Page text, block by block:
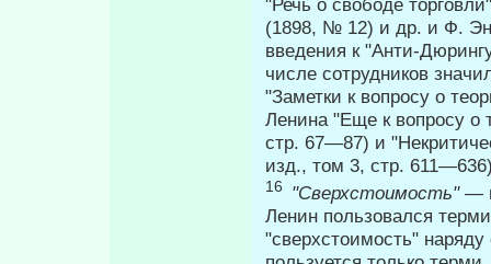
(1898, № 12) и др. и Ф.
введения к "Анти-
числе сотрудников
"Заметки к вопросу о
Ленина "Еще к вопросу
стр. 67—87) и
изд., том 3, стр.
16 "Сверхстоимость" —
Ленин пользовался
"сверхстоимость"